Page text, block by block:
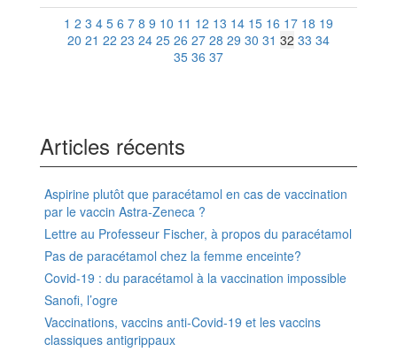
1 2 3 4 5 6 7 8 9 10 11 12 13 14 15 16 17 18 19
20 21 22 23 24 25 26 27 28 29 30 31 32 33 34
35 36 37
Articles récents
Aspirine plutôt que paracétamol en cas de vaccination
par le vaccin Astra-Zeneca ?
Lettre au Professeur Fischer, à propos du paracétamol
Pas de paracétamol chez la femme enceinte?
Covid-19 : du paracétamol à la vaccination impossible
Sanofi, l’ogre
Vaccinations, vaccins anti-Covid-19 et les vaccins
classiques antigrippaux